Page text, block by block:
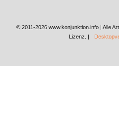
© 2011-2026 www.konjunktion.info | Alle
Lizenz. |